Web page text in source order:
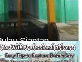
Siantan